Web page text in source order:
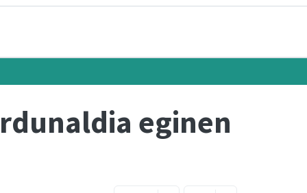
eginen